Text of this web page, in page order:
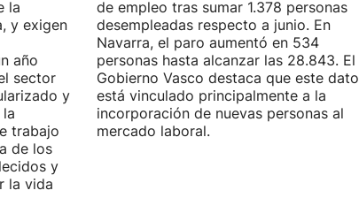
la
y exigen
año
sector
y
trabajo
de los
y
la vida
de empleo tras sumar 1.378 personas
desempleadas respecto a junio. En
Navarra, el paro aumentó en 534
personas hasta alcanzar las 28.843. El
Gobierno Vasco destaca que este dato
está vinculado principalmente a la
incorporación de nuevas personas al
mercado laboral.